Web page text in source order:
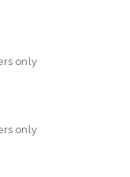
only
only